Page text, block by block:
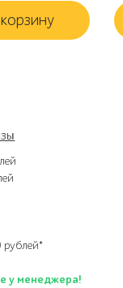
рублей*
у менеджера!